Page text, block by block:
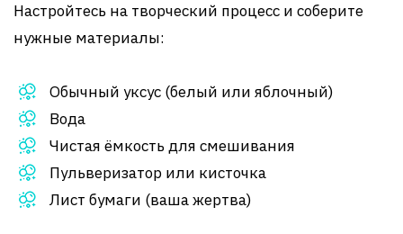
Настройтесь на творческий процесс и соберите
нужные материалы:
Обычный уксус (белый или яблочный)
Вода
Чистая ёмкость для смешивания
Пульверизатор или кисточка
Лист бумаги (ваша жертва)